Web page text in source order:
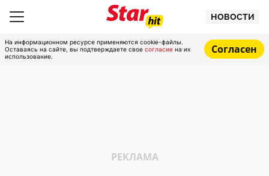
НОВОСТИ
На информационном ресурсе применяются cookie-файлы.
Оставаясь на сайте, вы подтверждаете свое согласие на их
использование.
Согласен